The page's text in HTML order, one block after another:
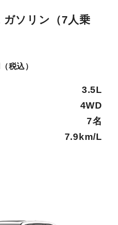
ソリン（7人乗
（税込）
3.5L
4WD
7名
7.9km/L